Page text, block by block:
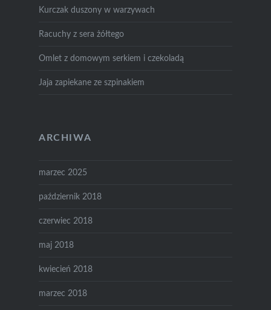
Kurczak duszony w warzywach
Racuchy z sera żółtego
Omlet z domowym serkiem i czekoladą
Jaja zapiekane ze szpinakiem
ARCHIWA
marzec 2025
październik 2018
czerwiec 2018
maj 2018
kwiecień 2018
marzec 2018